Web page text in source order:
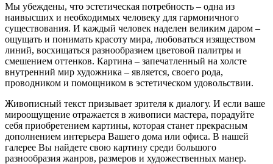
Мы убеждены, что эстетическая потребность – одна из
наивысших и необходимых человеку для гармоничного
существования. И каждый человек наделен великим даром –
ощущать и понимать красоту мира, любоваться изяществом
линий, восхищаться разнообразием цветовой палитры и
смешением оттенков. Картина – запечатленный на холсте
внутренний мир художника – является, своего рода,
проводником и помощником в эстетическом удовольствии.
Живописный текст призывает зрителя к диалогу. И если ваше
мироощущение отражается в живописи мастера, порадуйте
себя приобретением картины, которая станет прекрасным
дополнением интерьера Вашего дома или офиса. В нашей
галерее Вы найдете свою картину среди большого
разнообразия жанров, размеров и художественных манер.